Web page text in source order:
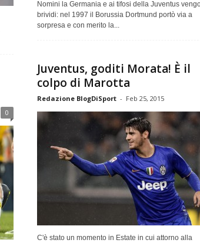
Nomini la Germania e ai tifosi della Juventus
brividi: nel 1997 il Borussia Dortmund portò via a
sorpresa e con merito la...
0
Juventus, goditi Morata! È il
colpo di Marotta
Redazione BlogDiSport - Feb 25, 2015
C'è stato un momento in Estate in cui attorno alla